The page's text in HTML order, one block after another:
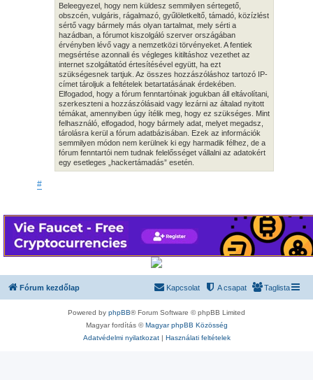
Beleegyezel, hogy nem küldesz semmilyen sértegető,
obszcén, vulgáris, rágalmazó, gyűlöletkeltő, támadó, közízlést
sértő vagy bármely más olyan tartalmat, mely sérti a
hazádban, a fórumot kiszolgáló szerver országában
érvényben lévő vagy a nemzetközi törvényeket. A fentiek
megsértése azonnali és végleges kitiltáshoz vezethet az
internet szolgáltatód értesítésével együtt, ha ezt
szükségesnek tartjuk. Az összes hozzászóláshoz tartozó IP-
címet tároljuk a feltételek betartatásának érdekében.
Elfogadod, hogy a fórum fenntartóinak jogukban áll eltávolítani,
szerkeszteni a hozzászólásaid vagy lezárni az általad nyitott
témákat, amennyiben úgy ítélik meg, hogy ez szükséges. Mint
felhasználó, elfogadod, hogy bármely adat, melyet megadsz,
tárolásra kerül a fórum adatbázisában. Ezek az információk
semmilyen módon nem kerülnek ki egy harmadik félhez, de a
fórum fenntartói nem tudnak felelősséget vállalni az adatokért
egy esetleges „hackertámadás” esetén.
#
Fórum kezdőlap Taglista
A csapat
Kapcsolat
Powered by phpBB® Forum Software © phpBB Limited
Magyar fordítás © Magyar phpBB Közösség
Adatvédelmi nyilatkozat| Használati feltételek